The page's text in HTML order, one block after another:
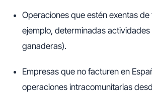
Operaciones que estén exentas
ejemplo, determinadas
ganaderas).
Empresas que no facturen en
operaciones intracomunitarias